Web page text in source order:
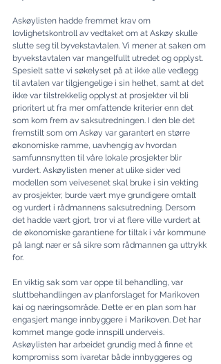
Askøylisten hadde fremmet krav om
lovlighetskontroll av vedtaket om at Askøy skulle
slutte seg til byvekstavtalen. Vi mener at saken om
byvekstavtalen var mangelfullt utredet og opplyst.
Spesielt satte vi søkelyset på at ikke alle vedlegg
til avtalen var tilgjengelige i sin helhet, samt at det
ikke var tilstrekkelig opplyst at prosjekter vil bli
prioritert ut fra mer omfattende kriterier enn det
som kom frem av saksutredningen. I den ble det
fremstilt som om Askøy var garantert en større
økonomiske ramme, uavhengig av hvordan
samfunnsnytten til våre lokale prosjekter blir
vurdert. Askøylisten mener at ulike sider ved
modellen som veivesenet skal bruke i sin vekting
av prosjekter, burde vært mye grundigere omtalt
og vurdert i rådmannens saksutredning. Dersom
det hadde vært gjort, tror vi at flere ville vurdert at
de økonomiske garantiene for tiltak i vår kommune
på langt nær er så sikre som rådmannen ga uttrykk
for.
En viktig sak som var oppe til behandling, var
sluttbehandlingen av planforslaget for Marikoven
kai og næringsområde. Dette er en plan som har
engasjert mange innbyggere i Marikoven. Det har
kommet mange gode innspill underveis.
Askøylisten har arbeidet grundig med å finne et
kompromiss som ivaretar både innbyggeres og